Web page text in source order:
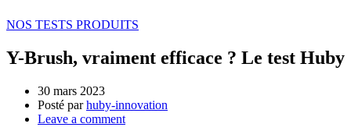
NOS TESTS PRODUITS
Y-Brush, vraiment efficace ? Le test Huby
30 mars 2023
Posté parhuby-innovation
Leave a comment